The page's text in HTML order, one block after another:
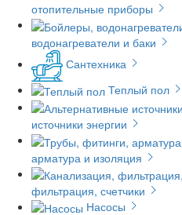
отопительные приборы
водонагреватели и баки
Сантехника
Теплый пол
источники энергии
арматура и изоляция
фильтрация, счетчики
Насосы